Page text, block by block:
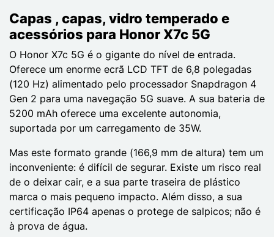
Capas , capas, vidro temperado e
acessórios para Honor X7c 5G
O Honor X7c 5G é o gigante do nível de entrada.
Oferece um enorme ecrã LCD TFT de 6,8 polegadas
(120 Hz) alimentado pelo processador Snapdragon 4
Gen 2 para uma navegação 5G suave. A sua bateria de
5200 mAh oferece uma excelente autonomia,
suportada por um carregamento de 35W.
Mas este formato grande (166,9 mm de altura) tem um
inconveniente: é difícil de segurar. Existe um risco real
de o deixar cair, e a sua parte traseira de plástico
marca o mais pequeno impacto. Além disso, a sua
certificação IP64 apenas o protege de salpicos; não é
à prova de água.